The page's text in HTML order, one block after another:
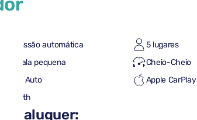
Transmissão automática
5 lugares
Uma mala pequena
Cheio-Cheio
Android Auto
Apple CarPlay
Bluetooth
aluguer: